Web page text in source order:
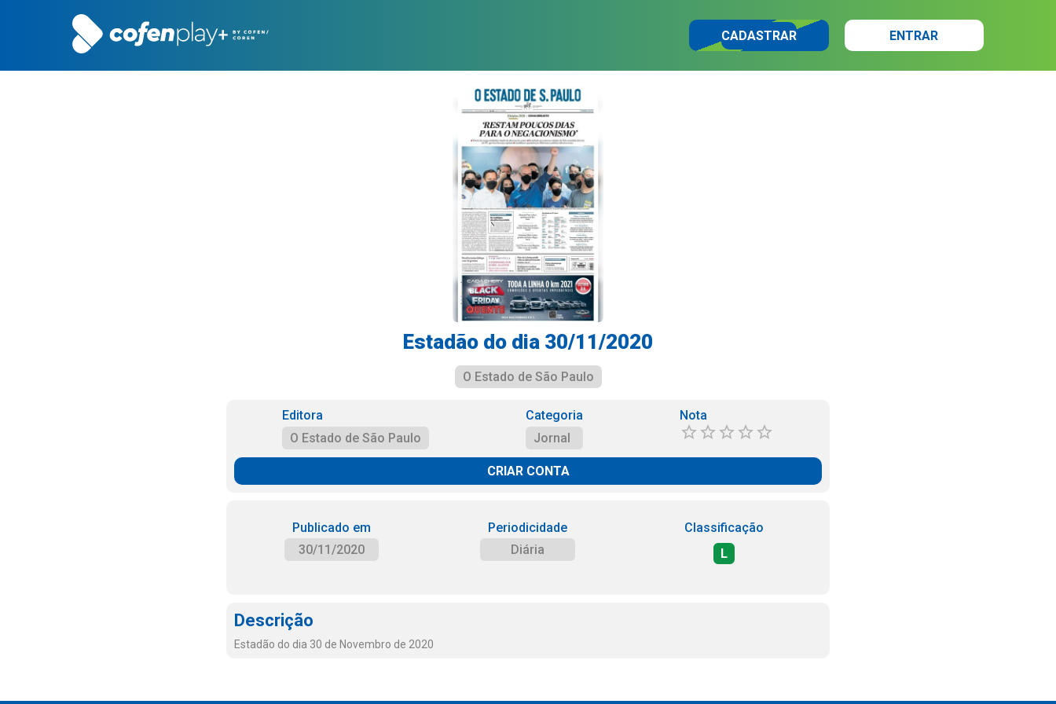
CADASTRAR ENTRAR
Estadão do dia 30/11/2020
O Estado de São Paulo
Editora
O Estado de São Paulo
Categoria
Jornal
Nota
CRIAR CONTA
Publicado em
30/11/2020
Periodicidade
Diária
Classificação
L
Descrição
Estadão do dia 30 de Novembro de 2020